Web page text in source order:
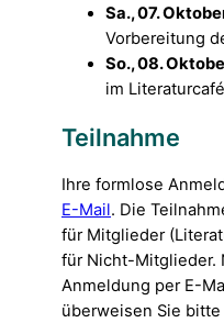
Sa., 07.
Vorbereitung
So., 08.
im
Teilnahme
Ihre formlose
E-Mail. Die
für Mitglieder
für Nicht-Mitglieder.
Anmeldung per E-
überweisen Sie